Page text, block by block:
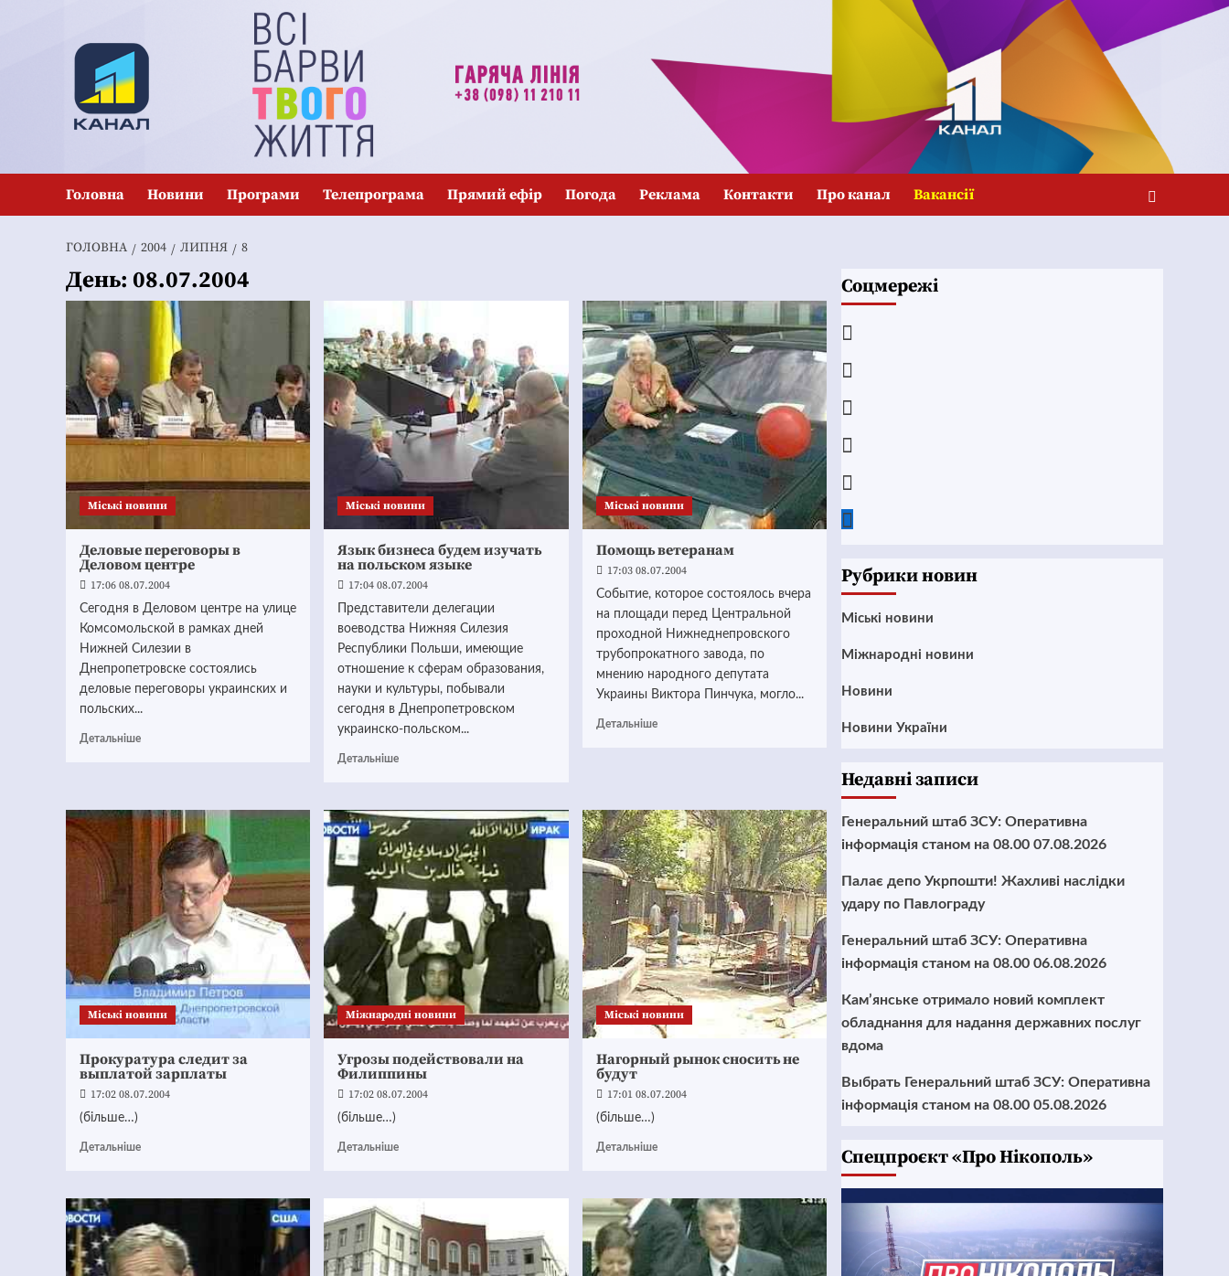
Головна Новини Програми Телепрограма Прямий ефір Погода Реклама Контакти Про канал Вакансії
ГОЛОВНА 2004 ЛИПНЯ 8
День: 08.07.2004
Mіські новини
Деловые переговоры в
Деловом центре
17:06 08.07.2004
Сегодня в Деловом центре на улице
Комсомольской в рамках дней
Нижней Силезии в
Днепропетровске состоялись
деловые переговоры украинских и
польских...
Детальніше
Mіські новини
Язык бизнеса будем изучать
на польском языке
17:04 08.07.2004
Представители делегации
воеводства Нижняя Силезия
Республики Польши, имеющие
отношение к сферам образования,
науки и культуры, побывали
сегодня в Днепропетровском
украинско-польском...
Детальніше
Mіські новини
Помощь ветеранам
17:03 08.07.2004
Событие, которое состоялось вчера
на площади перед Центральной
проходной Нижнеднепровского
трубопрокатного завода, по
мнению народного депутата
Украины Виктора Пинчука, могло...
Детальніше
Mіські новини
Прокуратура следит за
выплатой зарплаты
17:02 08.07.2004
(більше…)
Детальніше
Міжнародні новини
Угрозы подействовали на
Филиппины
17:02 08.07.2004
(більше…)
Детальніше
Mіські новини
Нагорный рынок сносить не
будут
17:01 08.07.2004
(більше…)
Детальніше
Соцмережі
Рубрики новин
Mіські новини
Міжнародні новини
Новини
Новини України
Недавні записи
Генеральний штаб ЗСУ: Оперативна
інформація станом на 08.00 07.08.2026
Палає депо Укрпошти! Жахливі наслідки
удару по Павлограду
Генеральний штаб ЗСУ: Оперативна
інформація станом на 08.00 06.08.2026
Кам’янське отримало новий комплект
обладнання для надання державних послуг
вдома
Выбрать Генеральний штаб ЗСУ: Оперативна
інформація станом на 08.00 05.08.2026
Cпецпроєкт «Про Нікополь»